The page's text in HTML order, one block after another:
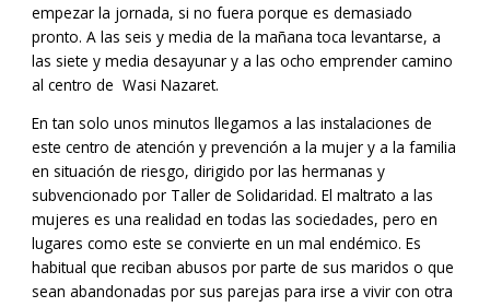
empezar la jornada, si no fuera porque es demasiado
pronto. A las seis y media de la mañana toca levantarse, a
las siete y media desayunar y a las ocho emprender camino
al centro de Wasi Nazaret.
En tan solo unos minutos llegamos a las instalaciones de
este centro de atención y prevención a la mujer y a la familia
en situación de riesgo, dirigido por las hermanas y
subvencionado por Taller de Solidaridad. El maltrato a las
mujeres es una realidad en todas las sociedades, pero en
lugares como este se convierte en un mal endémico. Es
habitual que reciban abusos por parte de sus maridos o que
sean abandonadas por sus parejas para irse a vivir con otra